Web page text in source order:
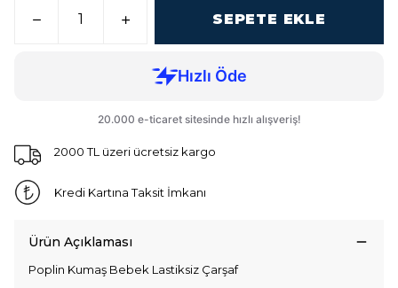
SEPETE EKLE
2000 TL üzeri ücretsiz kargo
Kredi Kartına Taksit İmkanı
Ürün Açıklaması
Poplin Kumaş Bebek Lastiksiz Çarşaf